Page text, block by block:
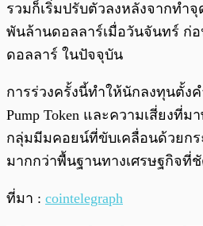
รวมก็เริ่มปรับตัวลงหลังจากทำ
พันล้านดอลลาร์เมื่อวันจันทร์ ก่
ดอลลาร์ ในปัจจุบัน
การร่วงครั้งนี้ทำให้นักลงทุนตั้ง
Pump Token และความเสี่ยงที่
กลุ่มมีมคอยน์ที่ขับเคลื่อนด้วยก
มากกว่าพื้นฐานทางเศรษฐกิจที่
ที่มา : cointelegraph